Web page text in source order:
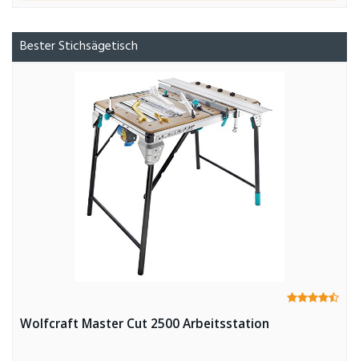
Bester Stichsägetisch
Wolfcraft Master Cut 2500 Arbeitsstation